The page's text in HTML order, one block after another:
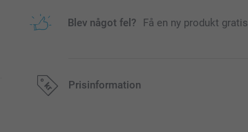
Blev något fel? Få en ny produkt gratis
Prisinformation